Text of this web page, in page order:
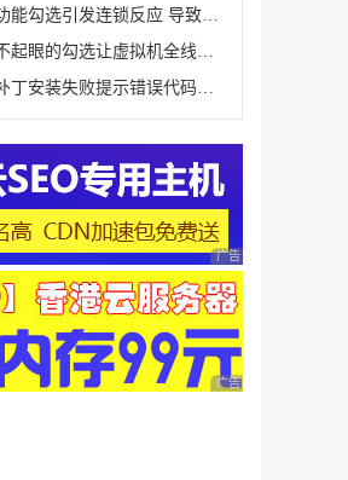
Win10容器功能勾选引发连锁反应 导致虚拟机全线瘫痪：
Win10一个不起眼的勾选让虚拟机全线瘫痪:附解决办法
Win10更新补丁安装失败提示错误代码0x800f0922的解决
广告 商业广告，理性
广告 商业广告，理性